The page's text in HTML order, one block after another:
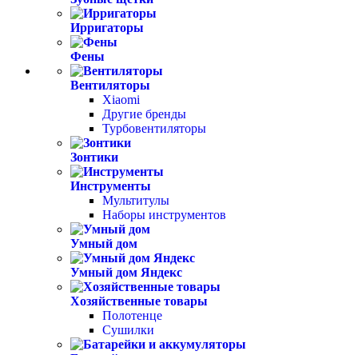
Ирригаторы
Фены
Вентиляторы
Xiaomi
Другие бренды
Турбовентиляторы
Зонтики
Инструменты
Мультитулы
Наборы инструментов
Умный дом
Умный дом Яндекс
Хозяйственные товары
Полотенце
Сушилки